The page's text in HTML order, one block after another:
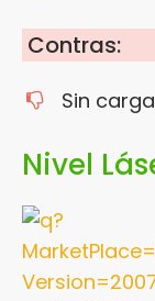
Contras:
Sin carga
Nivel